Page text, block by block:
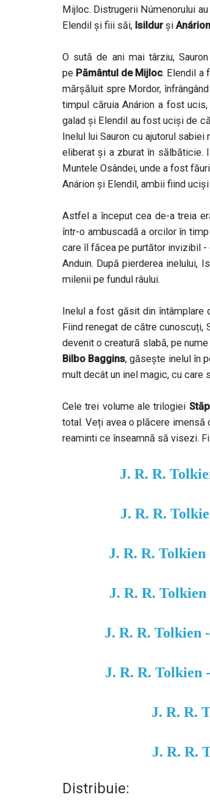
Mijloc. Distrugerii Númenorului
Elendil și fiii săi, Isildurși Anárion
O sută de ani mai târziu,
pe Pământul de Mijloc. Elendil a
mărșăluit spre Mordor,
timpul căruia Anárion a fost
galad și Elendil au fost uciși de
Inelul lui Sauron cu ajutorul
eliberat și a zburat în sălbăticie.
Muntele Osândei, unde a fost
Anárion și Elendil, ambii fiind
Astfel a început cea de-a treia
într-o ambuscadă a orcilor în
care îl făcea pe purtător invizibil -
Anduin. După pierderea inelului,
milenii pe fundul râului.
Inelul a fost găsit din întâmplare
Fiind renegat de către cunoscuți,
devenit o creatură slabă, pe nume
Bilbo Baggins, găsește inelul în
mult decât un inel magic, cu care
Cele trei volume ale trilogiei
total. Veți avea o plăcere
reaminti ce înseamnă să visezi.
J. R. R.
J. R. R.
J. R. R.
J. R. R.
J. R. R. Tolkien
J. R. R. Tolkien
J. R. R.
J. R. R.
Distribuie: